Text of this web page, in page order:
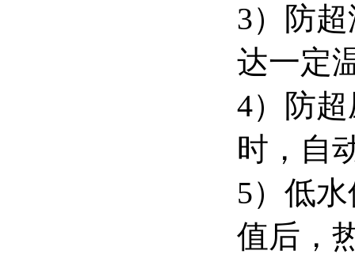
3）防
达一定
4）防
时，自
5）低
值后，